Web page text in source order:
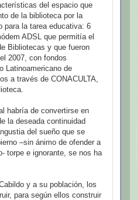
del espacio que
de la biblioteca por la
para la tarea educativa: 6
ADSL que permitía el
Bibliotecas y que fueron
2007, con fondos
Latinoamericano de
a través de CONACULTA,
habría de convertirse en
la deseada continuidad
del sueño que se
–sin ánimo de ofender a
torpe e ignorante, se nos ha
y a su población, los
para según ellos construir